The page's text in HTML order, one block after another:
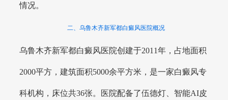
情况。
二、乌鲁木齐新军都白癜风医院概况
乌鲁木齐新军都白癜风医院创建于2011年，占地面积
2000平方，建筑面积5000余平方米，是一家白癜风专
科机构，床位共36张。医院配备了伍德灯、智能AI皮